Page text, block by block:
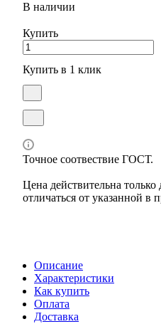
В наличии
Купить
Купить в 1 клик
Точное соотвествие ГОСТ.
Цена действительна
отличаться от указанной в
Описание
Характеристики
Как купить
Оплата
Доставка